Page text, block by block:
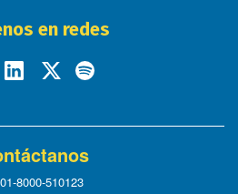
en redes
01-8000-510123